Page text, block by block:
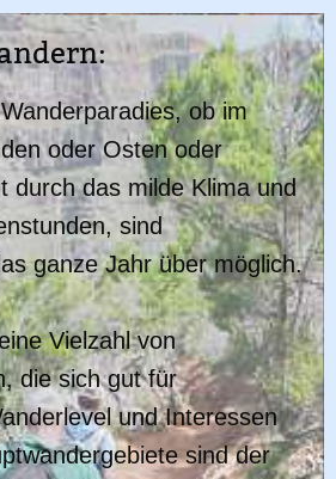
ob im
oder Osten oder
durch das milde Klima und
sind
ganze Jahr über möglich.
Vielzahl von
die sich gut für
und Interessen
sind der